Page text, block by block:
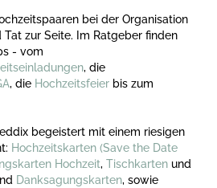
bei der Organisation
Tat zur Seite. Im Ratgeber finden
- vom
, die
, die Hochzeitsfeier bis zum
begeistert mit einem riesigen
Hochzeitskarten (Save the Date
Hochzeit, Tischkarten und
Danksagungskarten, sowie